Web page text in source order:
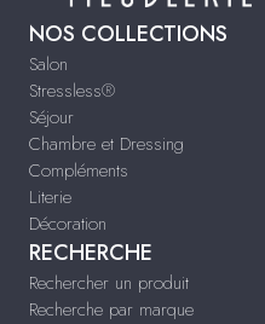
NOS COLLECTIONS
Salon
Stressless®
Séjour
Chambre et Dressing
Compléments
Literie
Décoration
RECHERCHE
Rechercher un produit
Recherche par marque